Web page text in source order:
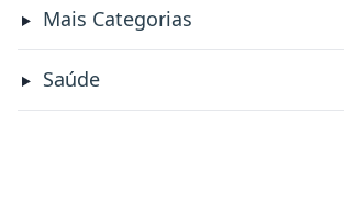
Mais Categorias
Saúde